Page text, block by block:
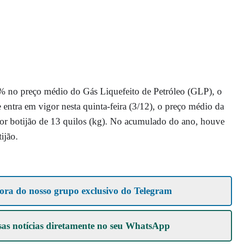
no preço médio do Gás Liquefeito de Petróleo (GLP), o
entra em vigor nesta quinta-feira (3/12), o preço médio da
botijão de 13 quilos (kg). No acumulado do ano, houve
do nosso grupo exclusivo do Telegram
notícias diretamente no seuWhatsApp